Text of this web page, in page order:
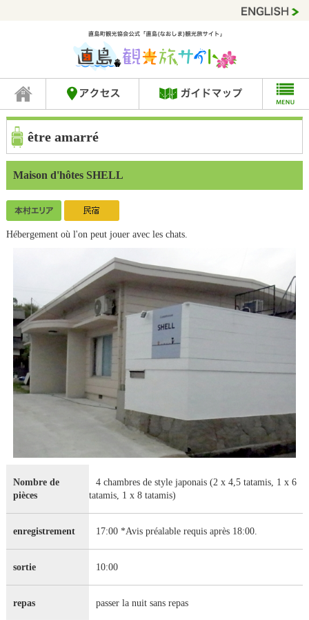
être amarré
Maison d'hôtes SHELL
Hébergement où l'on peut jouer avec les chats.
Nombre de
pièces
4 chambres de style japonais (2 x 4,5 tatamis, 1 x 6
tatamis, 1 x 8 tatamis)
enregistrement 17:00 *Avis préalable requis après 18:00.
sortie 10:00
repas passer la nuit sans repas